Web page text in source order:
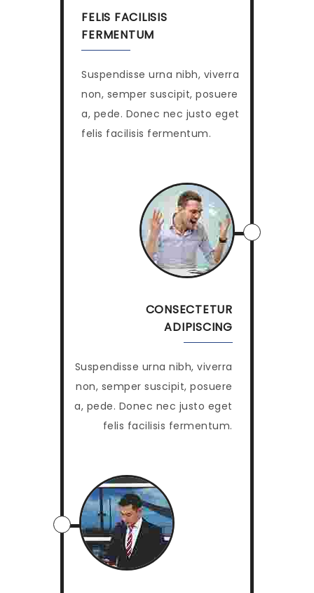
FELIS FACILISIS
FERMENTUM
Suspendisse urna nibh, viverra
non, semper suscipit, posuere
a, pede. Donec nec justo eget
felis facilisis fermentum.
CONSECTETUR
ADIPISCING
Suspendisse urna nibh, viverra
non, semper suscipit, posuere
a, pede. Donec nec justo eget
felis facilisis fermentum.